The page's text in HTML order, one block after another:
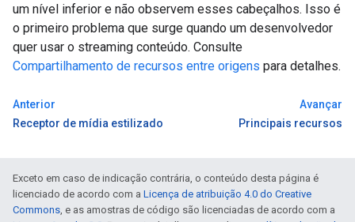
um nível inferior e não observem esses cabeçalhos. Isso é
o primeiro problema que surge quando um desenvolvedor
quer usar o streaming conteúdo. Consulte
Compartilhamento de recursos entre origens para detalhes.
Anterior
Receptor de mídia estilizado
Avançar
Principais recursos
Exceto em caso de indicação contrária, o conteúdo desta página é
licenciado de acordo com a Licença de atribuição 4.0 do Creative
Commons , e as amostras de código são licenciadas de acordo com a